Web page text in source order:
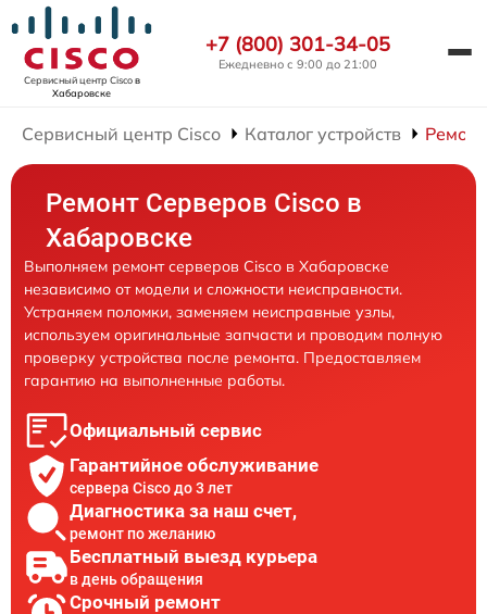
Сервисный центр Ciscoв
Хабаровске
+7 (800) 301-34-05
Ежедневно с 9:00 до 21:00
Сервисный центр Cisco Каталог устройств
Ремонт Серверов Cisco в
Хабаровске
Выполняем ремонт серверов Cisco в Хабаровске
независимо от модели и сложности неисправности.
Устраняем поломки, заменяем неисправные узлы,
используем оригинальные запчасти и проводим полную
проверку устройства после ремонта. Предоставляем
гарантию на выполненные работы.
Официальный сервис
Гарантийное обслуживание
сервера Cisco до 3 лет
Диагностика за наш счет,
ремонт по желанию
Бесплатный выезд курьера
в день обращения
Срочный ремонт